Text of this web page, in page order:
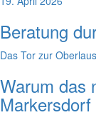
Beratung
Das Tor zur
Warum das